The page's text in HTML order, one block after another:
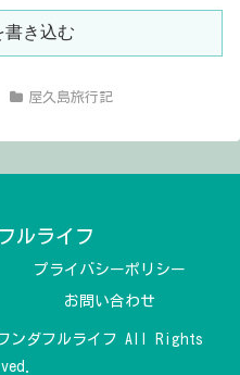
書き込む
屋久島旅行記
ルライフ
プライバシーポリシー
お問い合わせ
ンダフルライフ All Rights